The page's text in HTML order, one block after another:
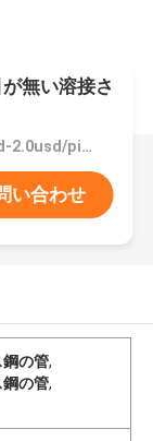
無い溶接さ
価格：1.2usd-2.0usd/pieces
い合わせ
の管,
の管,